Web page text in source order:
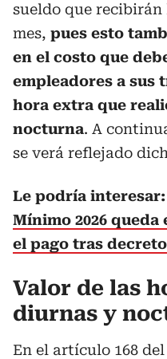
sueldo que recibirán
mes, pues esto
en el costo que
empleadores a sus
hora extra que
nocturna. A
se verá reflejado
Le podría interesar:
Mínimo 2026 queda
el pago tras
Valor de las
diurnas y
En el artículo 168